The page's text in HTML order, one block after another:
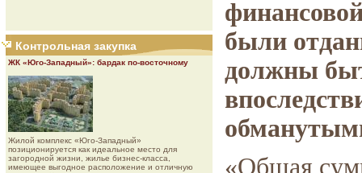
Контрольная закупка
ЖК «Юго-Западный»: бардак по-восточному
Жилой комплекс «Юго-Западный»
позиционируется как идеальное место для
загородной жизни, жилье бизнес-класса,
имеющее выгодное расположение и отличную
были
должны
«Общая